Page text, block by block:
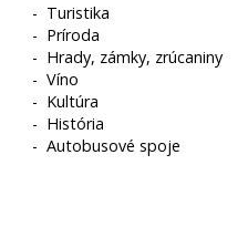
- Turistika
- Príroda
- Hrady, zámky, zrúcaniny
-Víno
- Kultúra
- História
-Autobusové spoje